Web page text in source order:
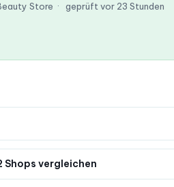
Store · geprüft vor 23 Stunden
Shops vergleichen